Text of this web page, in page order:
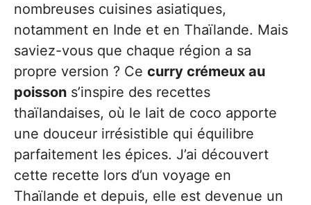
nombreuses cuisines asiatiques,
notamment en Inde et en Thaïlande. Mais
saviez-vous que chaque région a sa
propre version ? Ce curry crémeux au
poisson s’inspire des recettes
thaïlandaises, où le lait de coco apporte
une douceur irrésistible qui équilibre
parfaitement les épices. J’ai découvert
cette recette lors d’un voyage en
Thaïlande et depuis, elle est devenue un